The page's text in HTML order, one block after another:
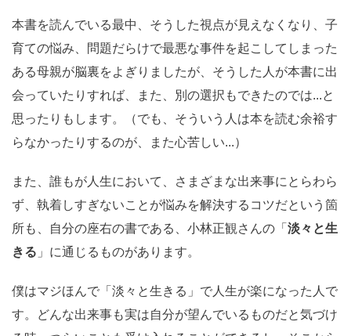
本書を読んでいる最中、そうした視点が見えなくなり、子
育ての悩み、問題だらけで最悪な事件を起こしてしまった
ある母親が脳裏をよぎりましたが、そうした人が本書に出
会っていたりすれば、また、別の選択もできたのでは...と
思ったりもします。（でも、そういう人は本を読む余裕す
らなかったりするのが、また心苦しい...）
また、誰もが人生において、さまざまな出来事にとらわら
ず、執着しすぎないことが悩みを解決するコツだという箇
所も、自分の座右の書である、小林正観さんの「 淡々と生
きる 」に通じるものがあります。
僕はマジほんで「淡々と生きる」で人生が楽になった人で
す。どんな出来事も実は自分が望んでいるものだと気づけ